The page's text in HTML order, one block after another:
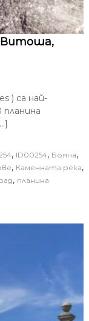
Витоша,
) са най-
планина
, ID00254, Бояна,
, Каменната река,
, планина